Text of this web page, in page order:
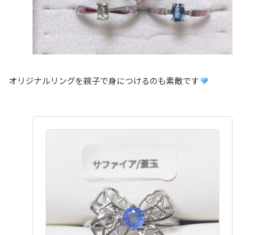
オリジナルリングを親子で身につけるのも素敵です